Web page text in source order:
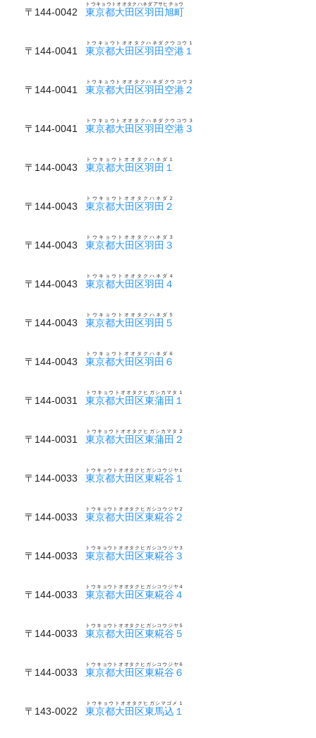
〒144-0042 東京都大田区羽田旭町
トウキョウトオオタクハネダアサヒチョウ
〒144-0041 東京都大田区羽田空港１
トウキョウトオオタクハネダクウコウ１
〒144-0041 東京都大田区羽田空港２
トウキョウトオオタクハネダクウコウ２
〒144-0041 東京都大田区羽田空港３
トウキョウトオオタクハネダクウコウ３
〒144-0043 東京都大田区羽田１
トウキョウトオオタクハネダ１
〒144-0043 東京都大田区羽田２
トウキョウトオオタクハネダ２
〒144-0043 東京都大田区羽田３
トウキョウトオオタクハネダ３
〒144-0043 東京都大田区羽田４
トウキョウトオオタクハネダ４
〒144-0043 東京都大田区羽田５
トウキョウトオオタクハネダ５
〒144-0043 東京都大田区羽田６
トウキョウトオオタクハネダ６
〒144-0031 東京都大田区東蒲田１
トウキョウトオオタクヒガシカマタ１
〒144-0031 東京都大田区東蒲田２
トウキョウトオオタクヒガシカマタ２
〒144-0033 東京都大田区東糀谷１
トウキョウトオオタクヒガシコウジヤ１
〒144-0033 東京都大田区東糀谷２
トウキョウトオオタクヒガシコウジヤ２
〒144-0033 東京都大田区東糀谷３
トウキョウトオオタクヒガシコウジヤ３
〒144-0033 東京都大田区東糀谷４
トウキョウトオオタクヒガシコウジヤ４
〒144-0033 東京都大田区東糀谷５
トウキョウトオオタクヒガシコウジヤ５
〒144-0033 東京都大田区東糀谷６
トウキョウトオオタクヒガシコウジヤ６
〒143-0022 東京都大田区東馬込１
トウキョウトオオタクヒガシマゴメ１